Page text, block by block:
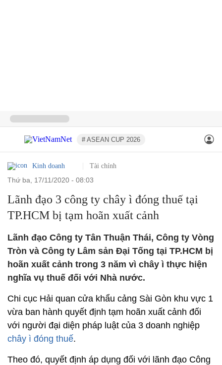
# ASEAN CUP 2026
Kinh doanh Tài chính
thứ ba, 17/11/2020 - 08:03
Lãnh đạo 3 công ty chây ì đóng thuế tại
TP.HCM bị tạm hoãn xuất cảnh
Lãnh đạo Công ty Tân Thuận Thái, Công ty Vòng
Tròn và Công ty Lâm sản Đại Tống tại TP.HCM bị
hoãn xuất cảnh trong 3 năm vì chây ì thực hiện
nghĩa vụ thuế đối với Nhà nước.
Chi cục Hải quan cửa khẩu cảng Sài Gòn khu vực 1
vừa ban hành quyết định tạm hoãn xuất cảnh đối
với người đại diện pháp luật của 3 doanh nghiệp
chây ì đóng thuế.
Theo đó, quyết định áp dụng đối với lãnh đạo Công